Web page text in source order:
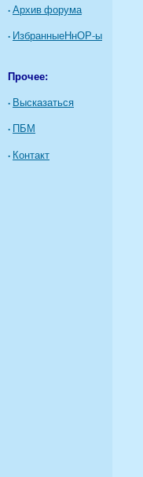
·Архив форума
· ИзбранныеНнОР-ы
Прочее:
· Высказаться
· ПБМ
· Контакт